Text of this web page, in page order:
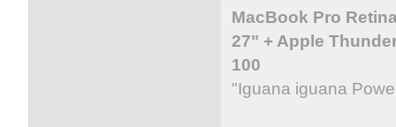
MacBook Pro
27" + Apple
100
"Iguana iguana